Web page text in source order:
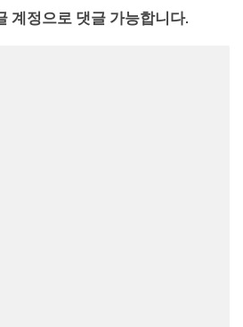
계정으로 댓글 가능합니다.